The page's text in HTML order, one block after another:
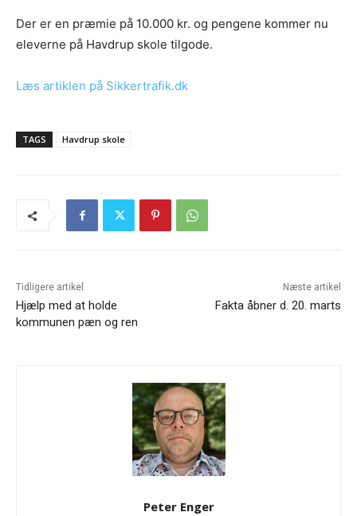
Der er en præmie på 10.000 kr. og pengene kommer nu
eleverne på Havdrup skole tilgode.
Læs artiklen på Sikkertrafik.dk
TAGS Havdrup skole
Tidligere artikel
Hjælp med at holde
kommunen pæn og ren
Næste artikel
Fakta åbner d. 20. marts
Peter Enger